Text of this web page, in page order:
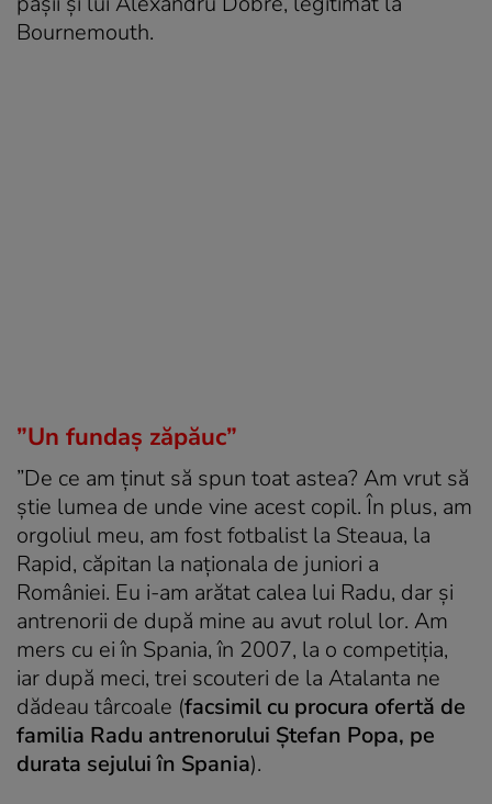
Bournemouth.
”Un fundaș zăpăuc”
”De ce am ținut să spun toat astea? Am vrut să
știe lumea de unde vine acest copil. În plus, am
orgoliul meu, am fost fotbalist la Steaua, la
Rapid, căpitan la naționala de juniori a
României. Eu i-am arătat calea lui Radu, dar și
antrenorii de după mine au avut rolul lor. Am
mers cu ei în Spania, în 2007, la o competiția,
iar după meci, trei scouteri de la Atalanta ne
dădeau târcoale (facsimil cu procura ofertă de
familia Radu antrenorului Ștefan Popa, pe
durata sejului în Spania).